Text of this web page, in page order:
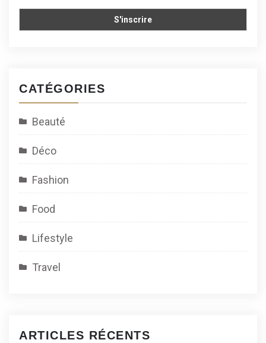
CATÉGORIES
Beauté
Déco
Fashion
Food
Lifestyle
Travel
ARTICLES RÉCENTS